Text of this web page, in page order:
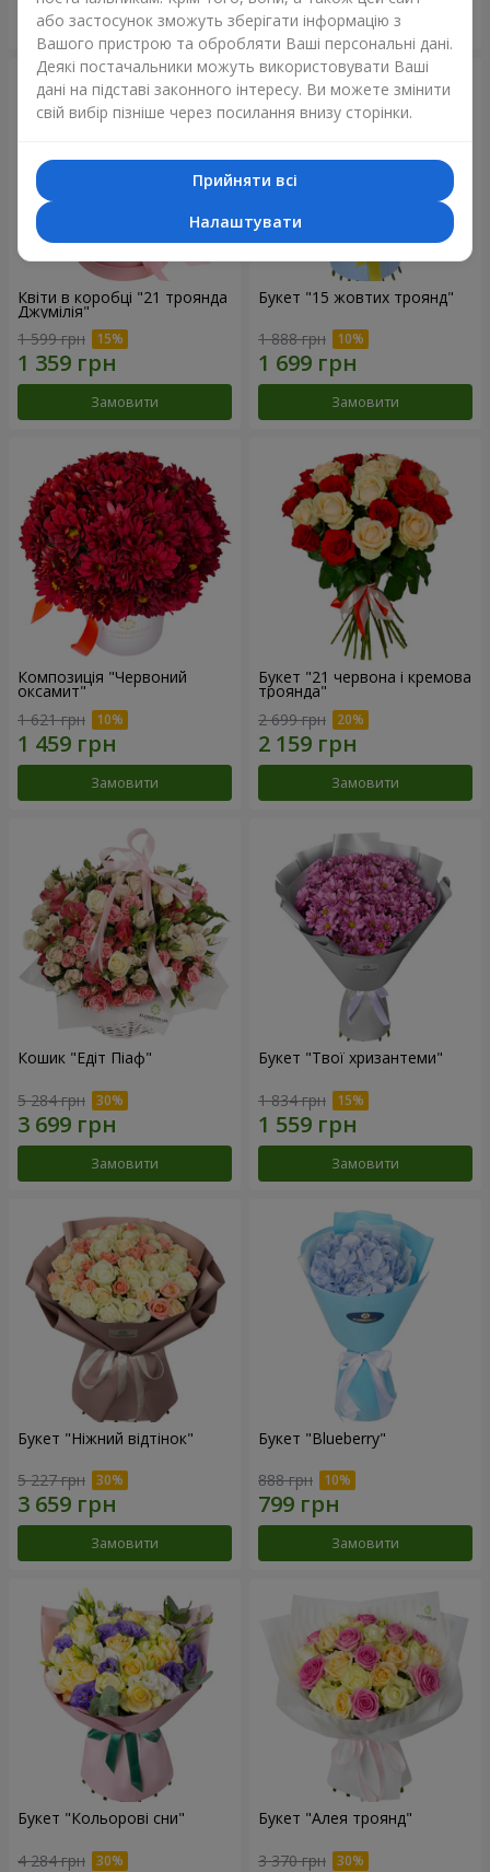
Замовити Замовити
Квіти в коробці "21 троянда
Джумілія"
1 599 грн
Замовити
Букет "15 жовтих троянд"
1 888 грн
Замовити
Композиція "Червоний
оксамит"
1 621 грн
Замовити
Букет "21 червона і кремова
троянда"
2 699 грн
Замовити
Кошик "Едіт Піаф"
5 284 грн
Замовити
Букет "Твої хризантеми"
1 834 грн
Замовити
Букет "Ніжний відтінок"
5 227 грн
Замовити
Букет "Blueberry"
888 грн
Замовити
Букет "Кольорові сни"
4 284 грн
Букет "Алея троянд"
3 370 грн
або застосунок зможуть зберігати інформацію з
Вашого пристрою та обробляти Ваші персональні дані.
Деякі постачальники можуть використовувати Ваші
дані на підставі законного інтересу. Ви можете змінити
свій вибір пізніше через посилання внизу сторінки.
Прийняти всі
Налаштувати